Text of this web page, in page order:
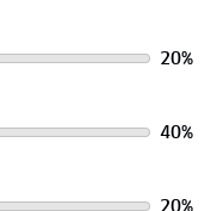
20%
40%
20%